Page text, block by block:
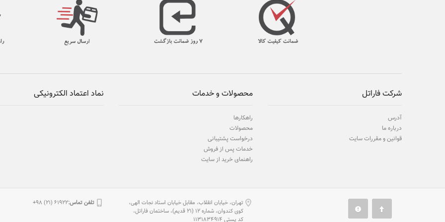
نماد اعتماد الکترونیکی محصولات و خدمات
راهکارها
محصولات
درخواست پشتیبانی
خدمات پس از فروش
راهنمای خرید از سایت
شرکت فاراتل
آدرس
درباره ما
قوانین و مقررات سایت
تلفن تماس:61922 (21) 98+
تهران، خیابان انقلاب، مقابل خیابان استاد نجات الهی،
كوی كندوان، شماره 12 (21 قدیم)، ساختمان فاراتل،
كد پستی 1131834914